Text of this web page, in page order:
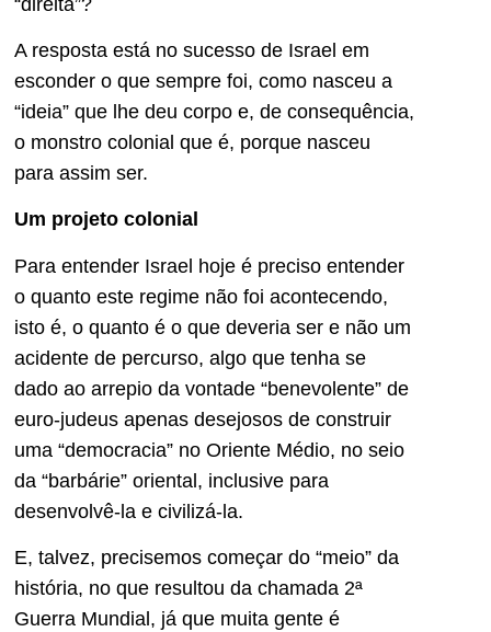
A resposta está no sucesso de Israel em
esconder o que sempre foi, como nasceu a
“ideia” que lhe deu corpo e, de consequência,
o monstro colonial que é, porque nasceu
para assim ser.
Um projeto colonial
Para entender Israel hoje é preciso entender
o quanto este regime não foi acontecendo,
isto é, o quanto é o que deveria ser e não um
acidente de percurso, algo que tenha se
dado ao arrepio da vontade “benevolente” de
euro-judeus apenas desejosos de construir
uma “democracia” no Oriente Médio, no seio
da “barbárie” oriental, inclusive para
desenvolvê-la e civilizá-la.
E, talvez, precisemos começar do “meio” da
história, no que resultou da chamada 2ª
Guerra Mundial, já que muita gente é